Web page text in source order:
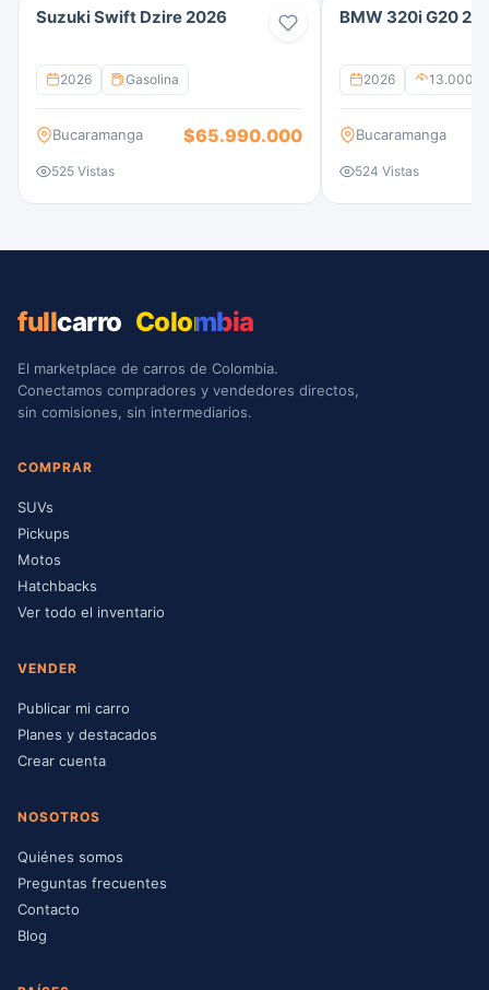
Suzuki Swift Dzire 2026
2026 Gasolina
Bucaramanga $65.990.000
525 Vistas
BMW 320i G20
2026 13.000
Bucaramanga
524 Vistas
fullcarro Colombia
El marketplace de carros de Colombia.
Conectamos compradores y vendedores directos,
sin comisiones, sin intermediarios.
COMPRAR
SUVs
Pickups
Motos
Hatchbacks
Ver todo el inventario
VENDER
Publicar mi carro
Planes y destacados
Crear cuenta
NOSOTROS
Quiénes somos
Preguntas frecuentes
Contacto
Blog